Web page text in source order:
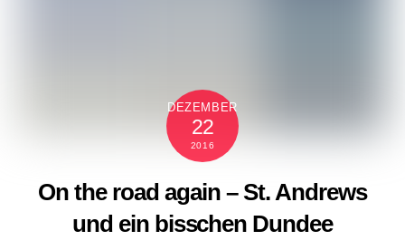
DEZEMBER
22
2016
On the road again – St. Andrews
und ein bisschen Dundee